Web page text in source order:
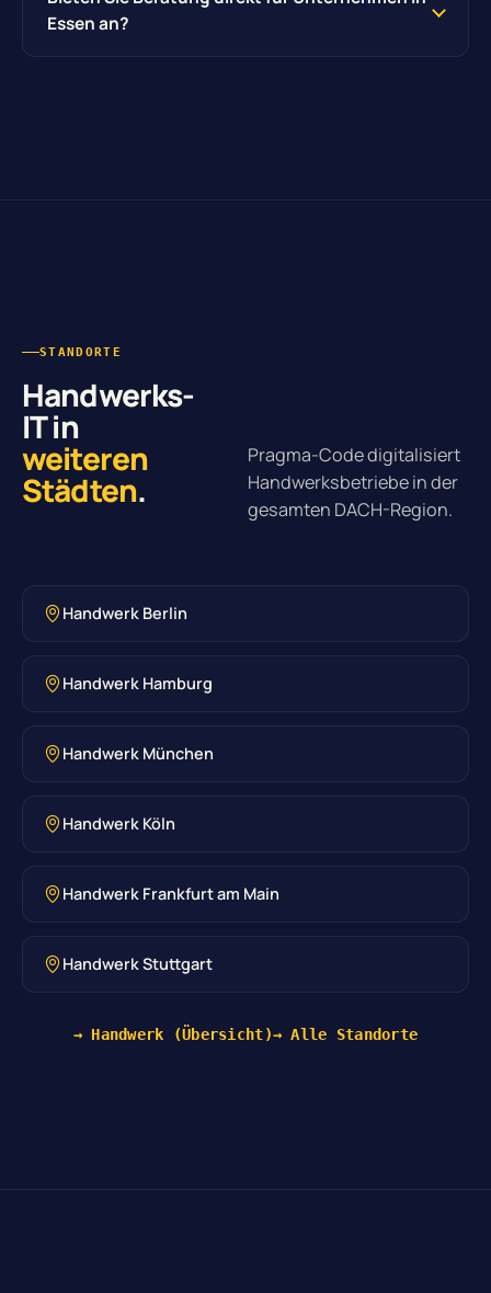
Essen an?
STANDORTE
Handwerks-
IT in
weiteren
Städten.
Pragma-Code digitalisiert
Handwerksbetriebe in der
gesamten DACH-Region.
Handwerk Berlin
Handwerk Hamburg
Handwerk München
Handwerk Köln
Handwerk Frankfurt am Main
Handwerk Stuttgart
→ Handwerk (Übersicht)→ Alle Standorte